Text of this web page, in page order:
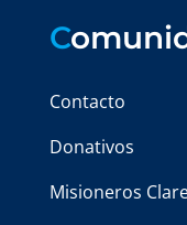
C
Contacto
Donativos
Misioneros